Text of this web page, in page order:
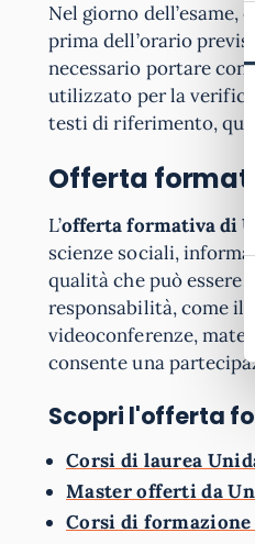
Nel giorno
prima dell’orario
necessario portare con
utilizzato per la
testi di riferimento,
Offerta
L’offerta formativa di
scienze sociali,
qualità che può
responsabilità, come il
videoconferenze,
consente una
Scopri l'offerta
Corsi di laurea
Master offerti da
Corsi di